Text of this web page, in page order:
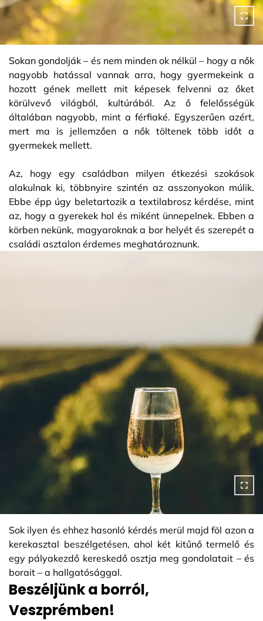
Sokan gondolják – és nem minden ok nélkül – hogy a nők
nagyobb hatással vannak arra, hogy gyermekeink a
hozott gének mellett mit képesek felvenni az őket
körülvevő világból, kultúrából. Az ő felelősségük
általában nagyobb, mint a férfiaké. Egyszerűen azért,
mert ma is jellemzően a nők töltenek több időt a
gyermekek mellett.
Az, hogy egy családban milyen étkezési szokások
alakulnak ki, többnyire szintén az asszonyokon múlik.
Ebbe épp úgy beletartozik a textilabrosz kérdése, mint
az, hogy a gyerekek hol és miként ünnepelnek. Ebben a
körben nekünk, magyaroknak a bor helyét és szerepét a
családi asztalon érdemes meghatároznunk.
Sok ilyen és ehhez hasonló kérdés merül majd föl azon a
kerekasztal beszélgetésen, ahol két kitűnő termelő és
egy pályakezdő kereskedő osztja meg gondolatait – és
borait – a hallgatósággal.
Beszéljünk a borról,
Veszprémben!